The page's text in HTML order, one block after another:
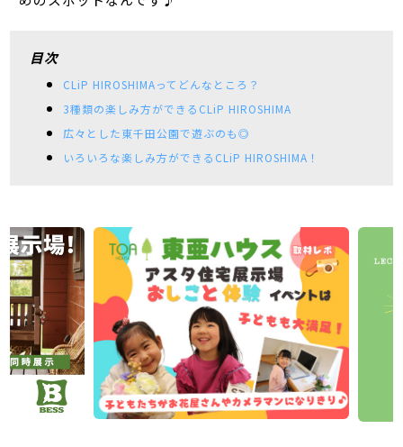
目次
CLiP HIROSHIMAってどんなところ？
3種類の楽しみ方ができるCLiP HIROSHIMA
広々とした東千田公園で遊ぶのも◎
いろいろな楽しみ方ができるCLiP HIROSHIMA！